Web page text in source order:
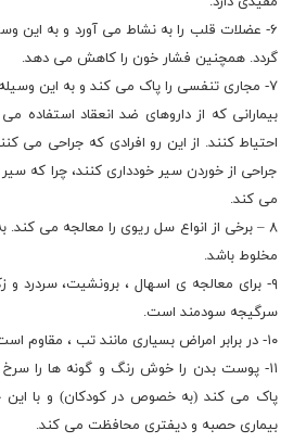
۶- عضلات قلب را به نشاط می آورد و به
گردد. همچنین فشار خون را کاهش می دهد.
۷- مجاری تنفسی را پاک می کند و به این وسیله از تنگی نفس می کاهد.
بیمارانی که از داروهای ضد انعقاد استفاده
جراحی از خوردن سیر خودداری کنند، چرا که سیر
می ‌کند. ‏
۸ – برخی از انواع سل ریوی را معالجه می
مخلوط باشد.
۹- برای معالجه ی اسهال ، برونشیت، سردرد
سرگیجه سودمند است.
۱۰- در برابر امراض بسیاری مانند تب ، مقاوم است.
۱۱- پوست بدن را خوش رنگ و گونه ها را سرخ
پاک می کند (به خصوص در کودکان) و با این
بیماری حصبه و دیفتری محافظت می کند.